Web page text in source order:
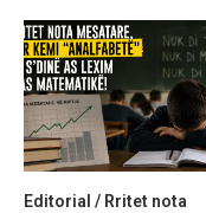
Editorial / Rritet nota